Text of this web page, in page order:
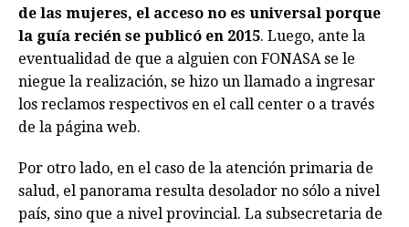
de las mujeres, el acceso no es universal porque
la guía recién se publicó en 2015. Luego, ante la
eventualidad de que a alguien con FONASA se le
niegue la realización, se hizo un llamado a ingresar
los reclamos respectivos en el call center o a través
de la página web.
Por otro lado, en el caso de la atención primaria de
salud, el panorama resulta desolador no sólo a nivel
país, sino que a nivel provincial. La subsecretaria de